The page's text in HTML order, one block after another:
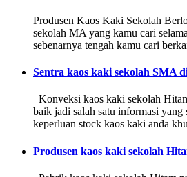
Produsen Kaos Kaki Sekolah
sekolah MA yang kamu cari
sebenarnya tengah kamu cari
Sentra kaos kaki sekolah SMA
Konveksi kaos kaki sekolah
baik jadi salah satu informasi
keperluan stock kaos kaki anda
Produsen kaos kaki sekolah